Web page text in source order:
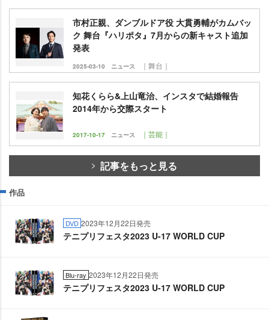
市村正親、ダンブルドア役 大貫勇輔がカムバッ
ク 舞台『ハリポタ』7月からの新キャスト追加
発表
2025-03-10 ニュース ｜舞台｜
知花くらら&上山竜治、インスタで結婚報告
2014年から交際スタート
2017-10-17 ニュース ｜芸能｜
記事をもっと見る
作品
DVD 2023年12月22日発売
テニプリフェスタ2023 U-17 WORLD CUP
Blu-ray 2023年12月22日発売
テニプリフェスタ2023 U-17 WORLD CUP